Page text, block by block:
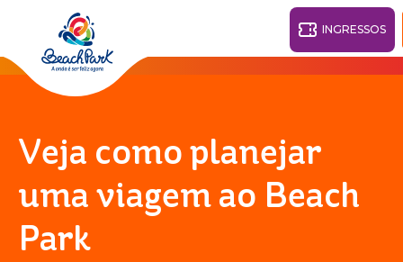
RESORTS
Fortaleza - CE 28°
INGRESSOS
Voltar
Veja como planejar
uma viagem ao Beach
Park